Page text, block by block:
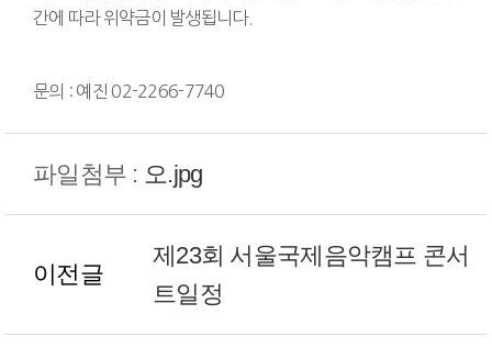
간에 따라 위약금이 발생됩니다.
문의 : 예진 02-2266-7740
파일첨부 : 오.jpg
이전글
제23회 서울국제음악캠프 콘서
트일정